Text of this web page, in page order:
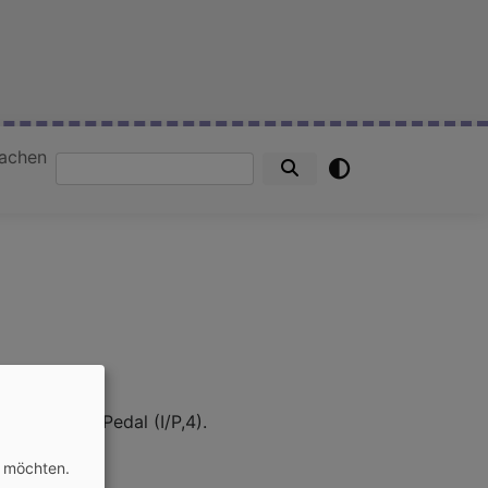
Suche
Pedal (I/P,4).
gebaut.